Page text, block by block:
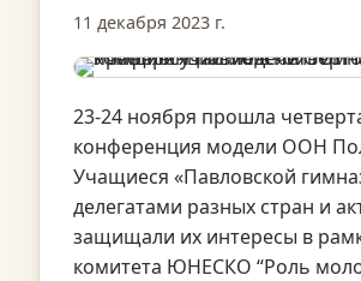
11 декабря 2023 г.
23-24 ноября прошла
конференция модели ООН
Учащиеся «Павловской
делегатами разных стран и
защищали их интересы в
комитета ЮНЕСКО “Роль